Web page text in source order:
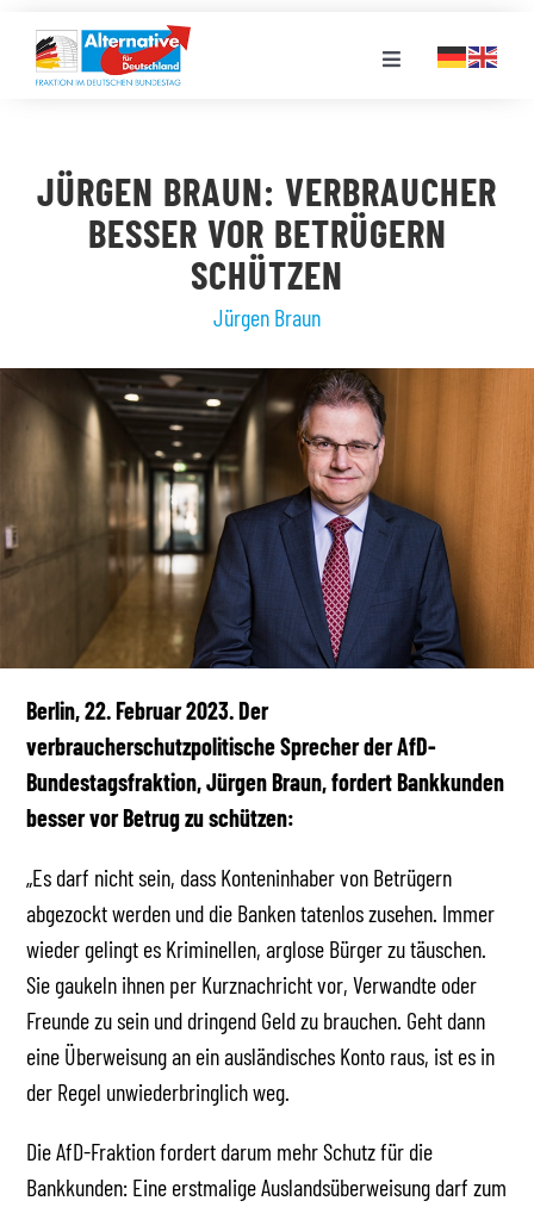
Inhalt
springen
Toggle
LANDESGRUPPEN
PRESSE
STELLENPORTAL
MEDIATHEK
JÜRGEN BRAUN: VERBRAUCHER
BESSER VOR BETRÜGERN
SCHÜTZEN
Jürgen Braun
Berlin, 22. Februar 2023. Der
verbraucherschutzpolitische Sprecher der AfD-
Bundestagsfraktion, Jürgen Braun, fordert Bankkunden
besser vor Betrug zu schützen:
„Es darf nicht sein, dass Konteninhaber von Betrügern
abgezockt werden und die Banken tatenlos zusehen. Immer
wieder gelingt es Kriminellen, arglose Bürger zu täuschen.
Sie gaukeln ihnen per Kurznachricht vor, Verwandte oder
Freunde zu sein und dringend Geld zu brauchen. Geht dann
eine Überweisung an ein ausländisches Konto raus, ist es in
der Regel unwiederbringlich weg.
Die AfD-Fraktion fordert darum mehr Schutz für die
Bankkunden: Eine erstmalige Auslandsüberweisung darf zum